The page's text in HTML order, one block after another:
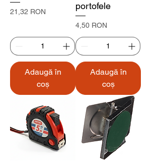
Preț
21,32 RON
Adaugă în
coș
portofele
Preț
4,50 RON
Adaugă în
coș